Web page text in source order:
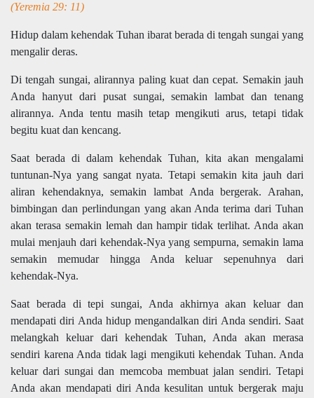
(Yeremia 29: 11)
Hidup dalam kehendak Tuhan ibarat berada di tengah sungai yang
mengalir deras.
Di tengah sungai, alirannya paling kuat dan cepat. Semakin jauh
Anda hanyut dari pusat sungai, semakin lambat dan tenang
alirannya. Anda tentu masih tetap mengikuti arus, tetapi tidak
begitu kuat dan kencang.
Saat berada di dalam kehendak Tuhan, kita akan mengalami
tuntunan-Nya yang sangat nyata. Tetapi semakin kita jauh dari
aliran kehendaknya, semakin lambat Anda bergerak. Arahan,
bimbingan dan perlindungan yang akan Anda terima dari Tuhan
akan terasa semakin lemah dan hampir tidak terlihat. Anda akan
mulai menjauh dari kehendak-Nya yang sempurna, semakin lama
semakin memudar hingga Anda keluar sepenuhnya dari
kehendak-Nya.
Saat berada di tepi sungai, Anda akhirnya akan keluar dan
mendapati diri Anda hidup mengandalkan diri Anda sendiri. Saat
melangkah keluar dari kehendak Tuhan, Anda akan merasa
sendiri karena Anda tidak lagi mengikuti kehendak Tuhan. Anda
keluar dari sungai dan memcoba membuat jalan sendiri. Tetapi
Anda akan mendapati diri Anda kesulitan untuk bergerak maju